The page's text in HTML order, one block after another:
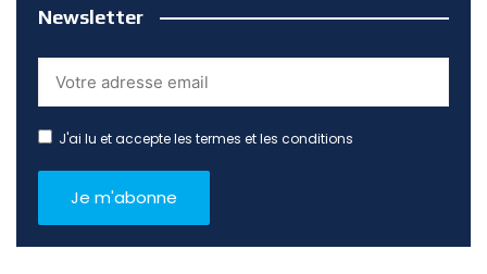
Newsletter
J'ai lu et accepte les termes et les conditions